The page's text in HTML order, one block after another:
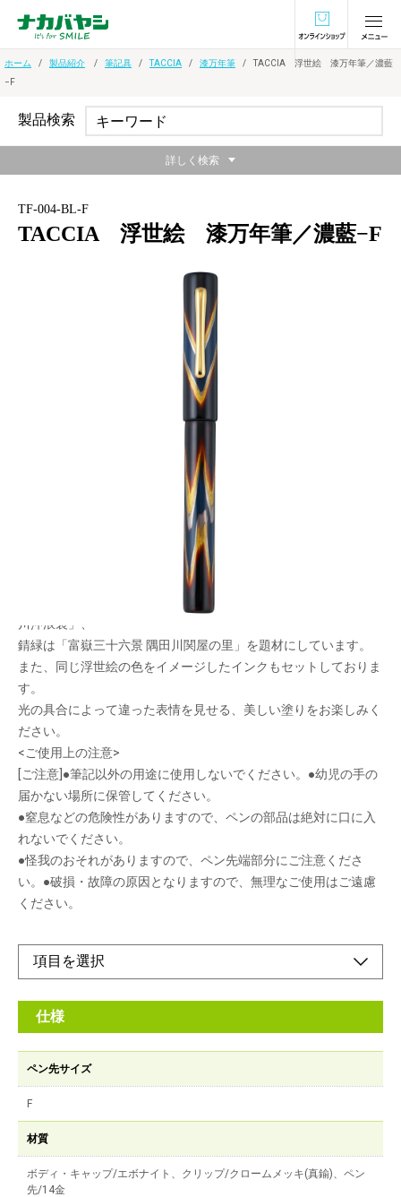
オンラインショ
ホーム 製品紹介 筆記具 TACCIA 漆万年筆
TACCIA 浮世絵 漆万年筆／濃藍
−F
TF-004-BL-F
TACCIA 浮世絵 漆万年筆／濃藍−F
浮世絵の色から着想を得た万年筆
日本が誇る文化である「浮世絵」の色から着想を得た万年筆で
漆職人によって、北斎の浮世絵をイメージした鮮やかな色と金色
のグラデーションが施されています。
プロデュースは文具ソムリエの石津大氏が担当。
川沖浪裏」、
錆緑は「富嶽三十六景 隅田川関屋の里」を題材にしています。
また、同じ浮世絵の色をイメージしたインクもセットしておりま
す。
光の具合によって違った表情を見せる、美しい塗りをお楽しみく
ださい。
<ご使用上の注意>
[ご注意]●筆記以外の用途に使用しないでください。●幼児の手の
届かない場所に保管してください。
●窒息などの危険性がありますので、ペンの部品は絶対に口に入
れないでください。
●怪我のおそれがありますので、ペン先端部分にご注意くださ
い。●破損・故障の原因となりますので、無理なご使用はご遠慮
ください。
仕様
ペン先サイズ
F
材質
ボディ・キャップ/エボナイト、クリップ/クロームメッキ(真鍮)、ペン
先/14金
製品検索
詳しく検索